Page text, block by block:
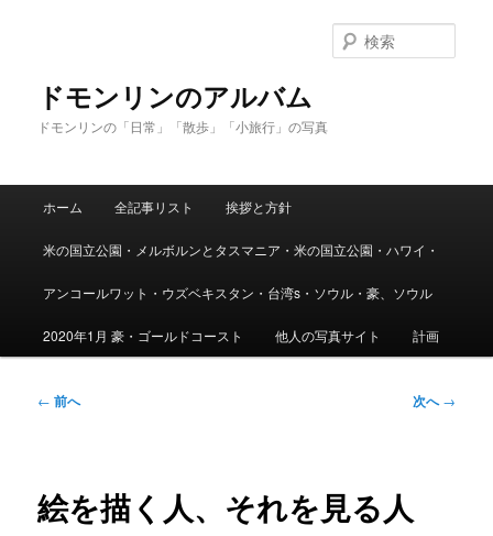
ドモンリンのアルバム
ドモンリンの「日常」「散歩」「小旅行」の写真
索
ホーム 全記事リスト 挨拶と方針
米の国立公園・メルボルンとタスマニア・米の国立公園・ハワイ・
アンコールワット・ウズベキスタン・台湾s・ソウル・豪、ソウル
2020年1月 豪・ゴールドコースト 他人の写真サイト 計画
投
ゲ
ー
← 前へ 次へ→
絵を描く人、それを見る人